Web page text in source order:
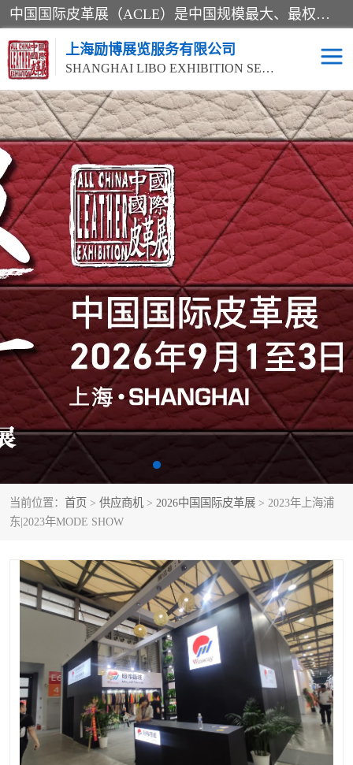
中国国际皮革展（ACLE）是中国规模最大、最权威的国际皮革盛会，自创办以来一直由中国皮革协会（CLIA）和亚太区皮革展有限公司（APLF）共同举办
上海励博展览服务有限公司
SHANGHAI LIBO EXHIBITION SERVICE CO.,LTD
当前位置： 首页 > 供应商机 > 2026中国国际皮革展 > 2023年上海浦
东|2023年MODE SHOW
2026中国国际皮革展
ACLE
2026上海皮革机械展
2026上海合成革展会 2026中国国际皮革展
2026中国国际皮革展
ACLE
2026中国国际皮革展